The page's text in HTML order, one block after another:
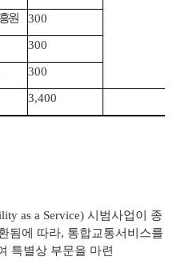
원
300
300
300
3,400
as a Service) 시범사업이 종
됨에 따라, 통합교통서비스를
특별상 부문을 마련